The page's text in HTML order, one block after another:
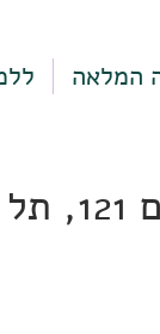
המלאה